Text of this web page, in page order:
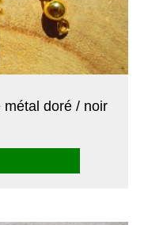
doré / noir